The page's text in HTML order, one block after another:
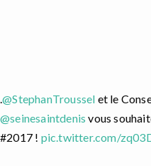
.@StephanTroussel et le
@seinesaintdenis vous
#2017 ! pic.twitter.com/